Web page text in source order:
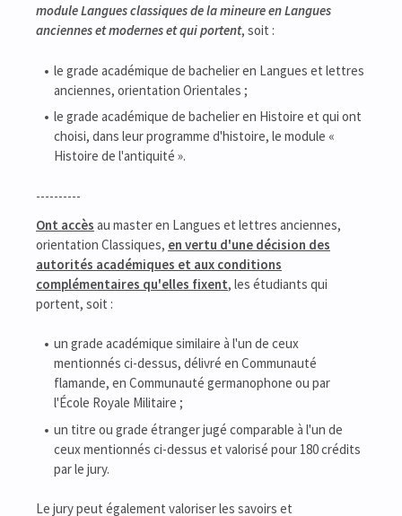
module Langues classiques de la mineure en Langues
anciennes et modernes et qui portent, soit :
le grade académique de bachelier en Langues et lettres
anciennes, orientation Orientales ;
le grade académique de bachelier en Histoire et qui ont
choisi, dans leur programme d'histoire, le module «
Histoire de l'antiquité ».
----------
Ont accès au master en Langues et lettres anciennes,
orientation Classiques, en vertu d'une décision des
autorités académiques et aux conditions
complémentaires qu'elles fixent, les étudiants qui
portent, soit :
un grade académique similaire à l'un de ceux
mentionnés ci-dessus, délivré en Communauté
flamande, en Communauté germanophone ou par
l'École Royale Militaire ;
un titre ou grade étranger jugé comparable à l'un de
ceux mentionnés ci-dessus et valorisé pour 180 crédits
par le jury.
Le jury peut également valoriser les savoirs et